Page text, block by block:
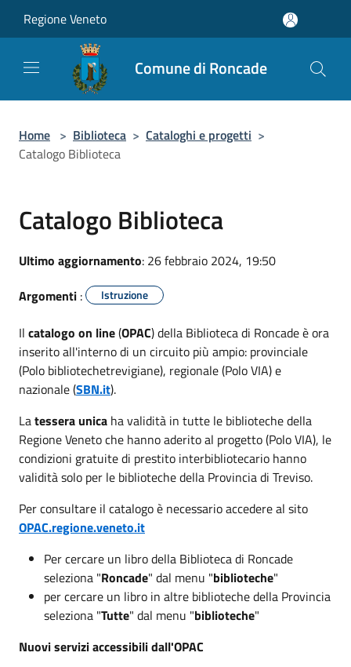
Regione Veneto
Comune di Roncade
Home > Biblioteca > Cataloghi e progetti >
Catalogo Biblioteca
Catalogo Biblioteca
Ultimo aggiornamento: 26 febbraio 2024, 19:50
Argomenti : Istruzione
Il catalogo on line(OPAC) della Biblioteca di Roncade è ora
inserito all'interno di un circuito più ampio: provinciale
(Polo bibliotechetrevigiane), regionale (Polo VIA) e
nazionale (SBN.it).
Latessera unica ha validità in tutte le biblioteche della
Regione Veneto che hanno aderito al progetto (Polo VIA), le
condizioni gratuite di prestito interbibliotecario hanno
validità solo per le biblioteche della Provincia di Treviso.
Per consultare il catalogo è necessario accedere al sito
OPAC.regione.veneto.it
Per cercare un libro della Biblioteca di Roncade
seleziona "Roncade" dal menu "biblioteche"
per cercare un libro in altre biblioteche della Provincia
seleziona "Tutte" dal menu "biblioteche"
Nuovi servizi accessibili dall'OPAC